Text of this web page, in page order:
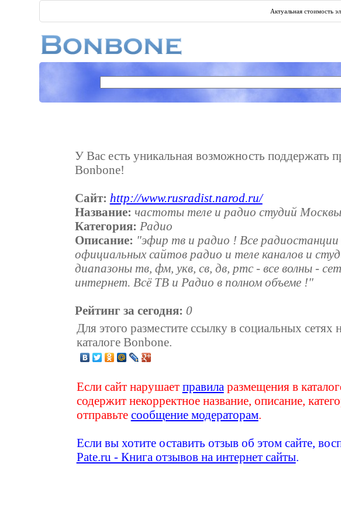
Актуальнаястоимость
У Вас есть уникальная возможность поддержать
Bonbone!
Сайт: http://www.rusradist.narod.ru/
Название: частоты теле и радио студий
Категория: Радио
Описание: "эфир тв и радио ! Все
официальных сайтов радио и теле каналов и
диапазоны тв, фм, укв, св, дв, ртс - все волны -
интернет. Всё ТВ и Радио в полном объеме !"
Рейтинг за сегодня: 0
Для этого разместите ссылку в социальных сетях
каталоге Bonbone.
Если сайт нарушает правила размещения в
содержит некорректное название, описание,
отправьте сообщение модераторам.
Если вы хотите оставить отзыв об этом сайте,
Pate.ru - Книга отзывов на интернет сайты.